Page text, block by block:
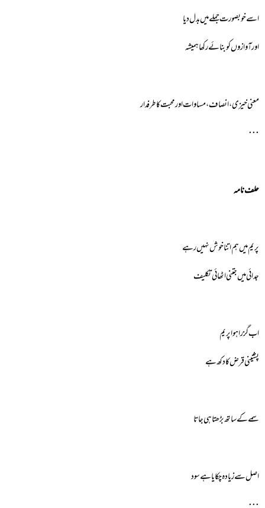
اسے خوبصورت جملے میں بدل دیا
اور آوازوں کو بنائے رکھا ہمیشہ
معنی خیزی، انصاف، مساوات اور محبت کا طرفدار
٠٠٠
حلف نامہ
پریم میں ہم اتنا خوش نہیں رہے
جدائی میں جتنی اٹھائی تکلیف
اب گزرا ہوا پریم
پشتینی قرض کا دکھ ہے
سمے کے ساتھ بڑھتا ہی جاتا
اصل سے زیادہ چکایا ہے سود